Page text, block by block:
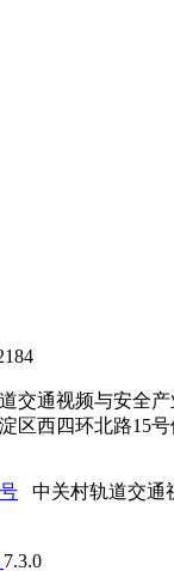
交通视频与安全
区西四环北路15
中关村轨道交通
7.3.0